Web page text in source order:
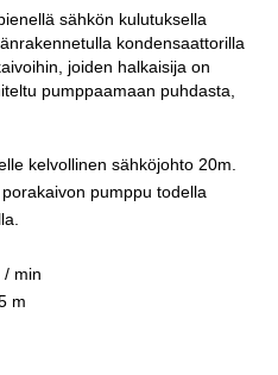
sähkön kulutuksella
kondensaattorilla
joiden halkaisija on
pumppaamaan puhdasta,
kelvollinen sähköjohto 20m.
pumppu todella
/ min
m